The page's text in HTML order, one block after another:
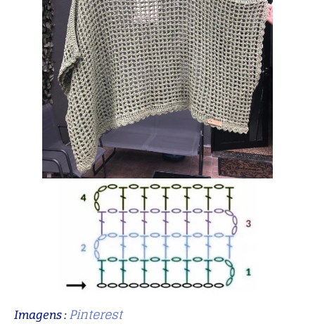
Imagens :Pinterest